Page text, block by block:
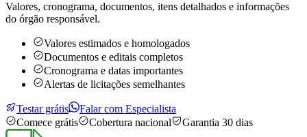
Valores, cronograma, documentos, itens detalhados e informações
do órgão responsável.
Valores estimados e homologados
Documentos e editais completos
Cronograma e datas importantes
Alertas de licitações semelhantes
Testar grátis
Falar com Especialista
Comece grátis
Cobertura nacional Garantia 30 dias